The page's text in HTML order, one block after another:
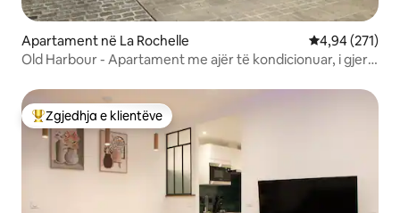
Apartament në La Rochelle Vlerësimi
4,94 (271)
Old Harbour - Apartament me ajër të kondicionuar, i gjerë
Më të mirat e zgjedhjeve të klientëve
Zgjedhja e klientëve